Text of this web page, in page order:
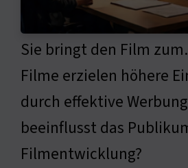
Sie bringt den Film
Filme erzielen höhere
durch effektive
beeinflusst das
Filmentwicklung?